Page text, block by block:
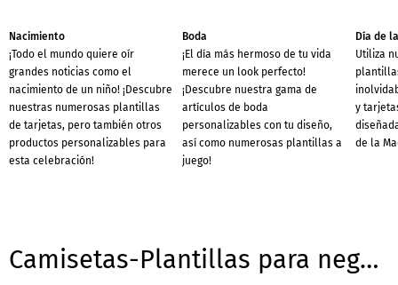
Nacimiento
¡Todo el mundo quiere oír
grandes noticias como el
nacimiento de un niño! ¡Descubre
nuestras numerosas plantillas
de tarjetas, pero también otros
productos personalizables para
esta celebración!
Boda
¡El día más hermoso de tu vida
merece un look perfecto!
¡Descubre nuestra gama de
artículos de boda
personalizables con tu diseño,
así como numerosas plantillas a
juego!
Día de
Utiliza
y
de la
Camisetas-Plantillas para negocios